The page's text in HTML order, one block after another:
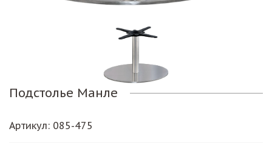
Подстолье Манле
Артикул: 085-475